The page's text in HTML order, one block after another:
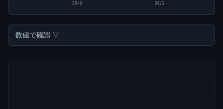
25/3 26/3
数値で確認 ▽